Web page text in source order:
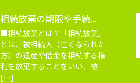
相続放棄の期限や手続...
■相続放棄とは？「相続放棄」
とは、被相続人（亡くなられた
方）の遺産や借金を相続する権
利を放棄することをいい、被
[…]